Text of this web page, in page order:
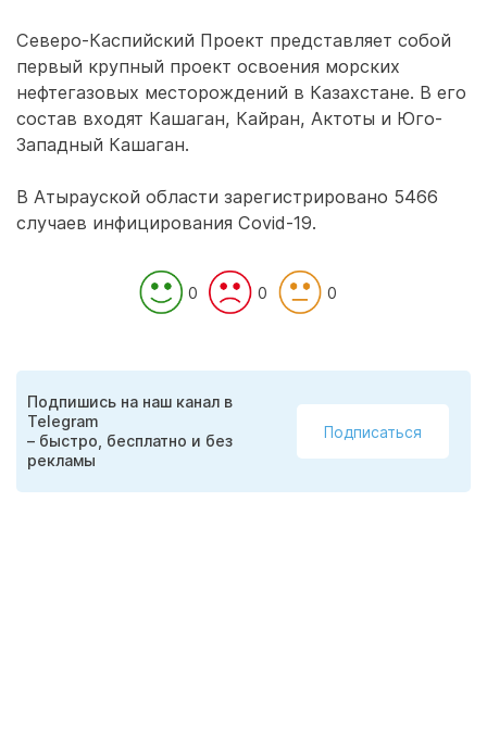
Северо-Каспийский Проект представляет собой
первый крупный проект освоения морских
нефтегазовых месторождений в Казахстане. В его
состав входят Кашаган, Кайран, Актоты и Юго-
Западный Кашаган.
В Атырауской области зарегистрировано 5466
случаев инфицирования Covid-19.
0 0 0
Подпишись на наш канал в
Telegram
– быстро, бесплатно и без
рекламы
Подписаться